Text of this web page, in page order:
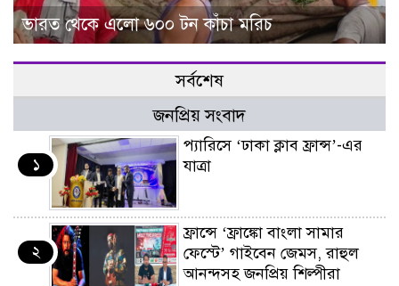
ভারত থেকে এলো ৬০০ টন কাঁচা মরিচ
সর্বশেষ
জনপ্রিয় সংবাদ
১
প্যারিসে ‘ঢাকা ক্লাব ফ্রান্স’-এর
যাত্রা
২
ফ্রান্সে ‘ফ্রাঙ্কো বাংলা সামার
ফেস্টে’ গাইবেন জেমস, রাহুল
আনন্দসহ জনপ্রিয় শিল্পীরা